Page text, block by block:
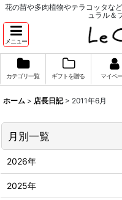
花の苗や多肉植物やテラコッタな
ュラル＆
メニュー
カテゴリ一覧 ギフトを贈る マイペ
ホーム > 店長日記 > 2011年6月
月別一覧
2026年
2025年